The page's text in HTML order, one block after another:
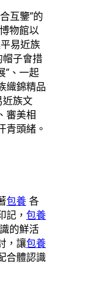
互鑒”的
物館以
易近族
帽子會措
”、一起
織錦精品
近族文
審美相
青頭緒。
包養 各
記， 包養
的鮮活
，讓包養
合體認識